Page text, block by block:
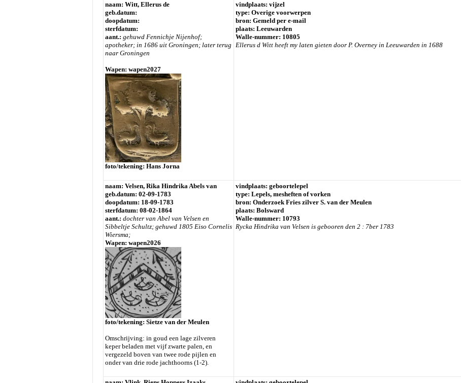
naam: Witt, Ellerus de
geb.datum:
doopdatum:
sterfdatum:
aant.: gehuwd Fennichje Nijenhof;
apotheker; in 1686 uit Groningen; later terug
naar Groningen
Wapen: wapen2027
foto/tekening: Hans Jorna
vindplaats: vijzel
type: Overige voorwerpen
bron: Gemeld per e-mail
plaats: Leeuwarden
Walle-nummer: 10805
Ellerus d Witt heeft my laten gieten door P. Overney in Leeuwarden in 1688
naam: Velsen, Rika Hindrika Abels van
geb.datum: 02-09-1783
doopdatum: 18-09-1783
sterfdatum: 08-02-1864
aant.: dochter van Abel van Velsen en
Sibbeltje Schultz; gehuwd 1805 Eiso Cornelis
Wiersma;
Wapen: wapen2026
foto/tekening: Sietze van der Meulen
Omschrijving: in goud een lage zilveren
keper beladen met vijf zwarte palen, en
vergezeld boven van twee rode pijlen en
onder van drie rode jachthoorns (1-2).
vindplaats: geboortelepel
type: Lepels, mesheften of vorken
bron: Onderzoek Fries zilver S. van der Meulen
plaats: Bolsward
Walle-nummer: 10793
Rycka Hindrika van Velsen is gebooren den 2 : 7ber 1783